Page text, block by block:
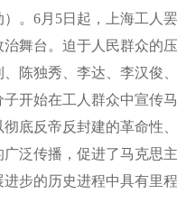
）。6月5日起，上海工人
治舞台。迫于人民群众的
、陈独秀、李达、李汉俊
开始在工人群众中宣传
彻底反帝反封建的革命性
广泛传播，促进了马克思
进步的历史进程中具有里